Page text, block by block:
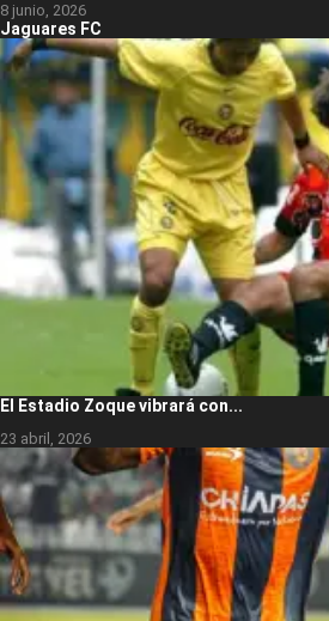
8 junio, 2026
Jaguares FC
El Estadio Zoque vibrará con...
23 abril, 2026